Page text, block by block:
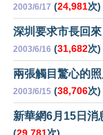
2003/6/17 (24,981次)
深圳要求市長回
2003/6/16 (31,682次)
兩張觸目驚心的
2003/6/15 (38,706次)
新華網6月15日消